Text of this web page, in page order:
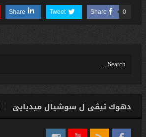
Share 0
Tweet
Share
دهوك تیڤی ل سوشیال ميديایێ